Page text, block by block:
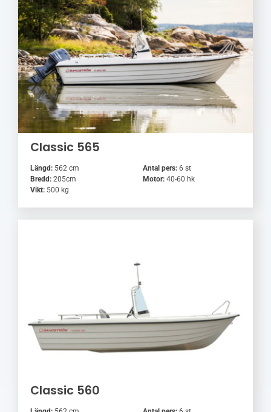
Classic 565
Längd:562 cm
Bredd:205cm
Vikt:500 kg
Antal pers: 6 st
Motor: 40-60 hk
Classic 560